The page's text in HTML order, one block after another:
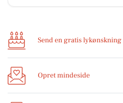
Send en gratis lykønskning
Opret mindeside